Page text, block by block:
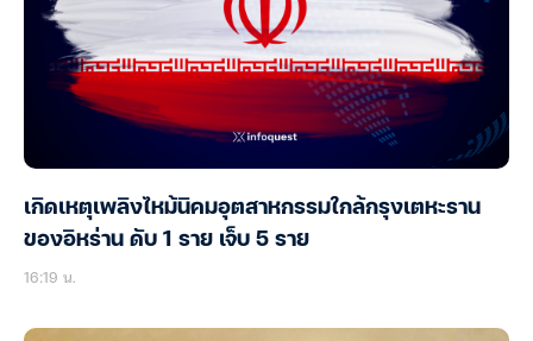
เกิดเหตุเพลิงไหม้นิคมอุตสาหกรรมใกล้กรุงเตหะราน
ของอิหร่าน ดับ 1 ราย เจ็บ 5 ราย
16:19 น.